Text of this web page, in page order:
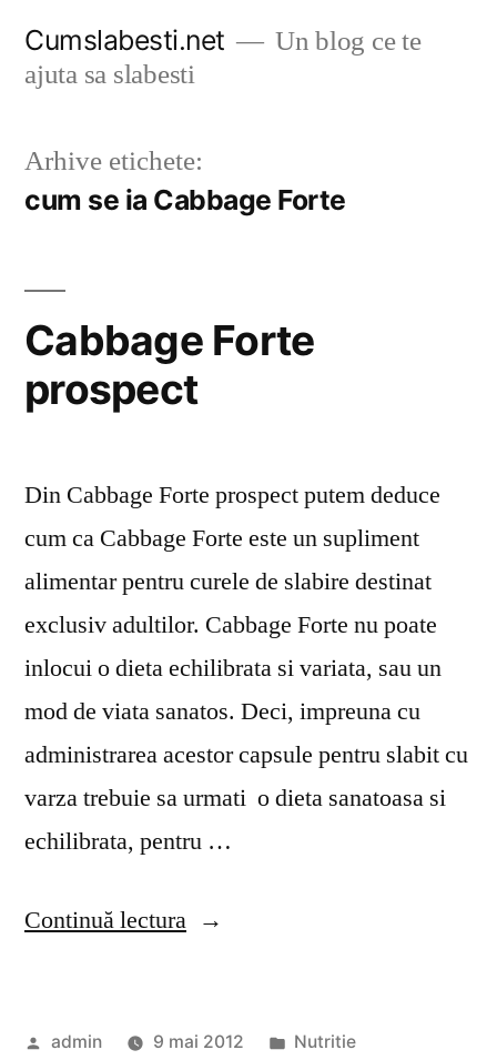
Cumslabesti.net
Un blog ce te
ajuta sa slabesti
Arhive etichete:
cum se ia Cabbage Forte
Cabbage Forte
prospect
Din Cabbage Forte prospect putem deduce
cum ca Cabbage Forte este un supliment
alimentar pentru curele de slabire destinat
exclusiv adultilor. Cabbage Forte nu poate
inlocui o dieta echilibrata si variata, sau un
mod de viata sanatos. Deci, impreuna cu
administrarea acestor capsule pentru slabit cu
varza trebuie sa urmati o dieta sanatoasa si
echilibrata, pentru …
Continuă lectura„Cabbage
Publicat
admin 9 mai 2012
Publicat
Nutritie